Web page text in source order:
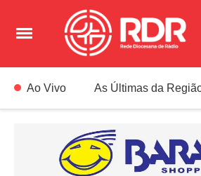
Ao Vivo As Últimas da